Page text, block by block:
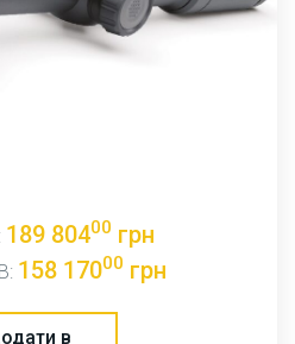
189 80400 грн
158 17000 грн
в